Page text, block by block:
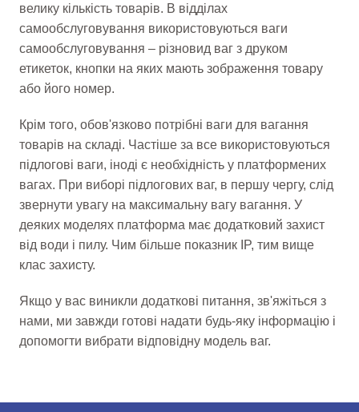
велику кількість товарів. В відділах
самообслуговування використовуються ваги
самообслуговування – різновид ваг з друком
етикеток, кнопки на яких мають зображення товару
або його номер.
Крім того, обов'язково потрібні ваги для вагання
товарів на складі. Частіше за все використовуються
підлогові ваги, іноді є необхідність у платформених
вагах. При виборі підлогових ваг, в першу чергу, слід
звернути увагу на максимальну вагу вагання. У
деяких моделях платформа має додатковий захист
від води і пилу. Чим більше показник IP, тим вище
клас захисту.
Якщо у вас виникли додаткові питання, зв'яжіться з
нами, ми завжди готові надати будь-яку інформацію і
допомогти вибрати відповідну модель ваг.